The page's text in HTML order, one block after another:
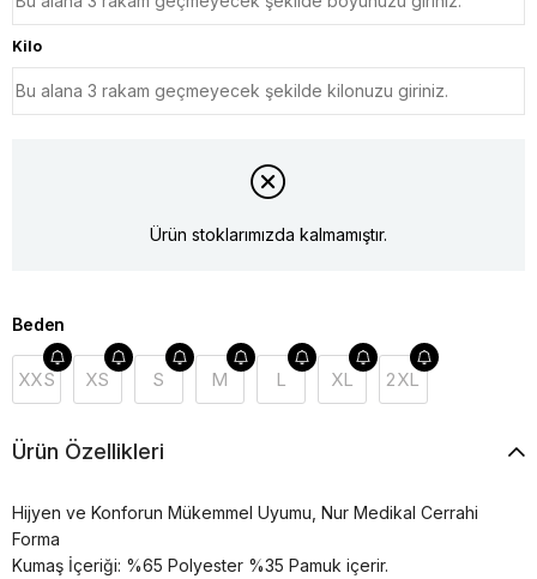
Kilo
Ürün stoklarımızda kalmamıştır.
Beden
XXS XS S M L XL 2XL
Ürün Özellikleri
Hijyen ve Konforun Mükemmel Uyumu, Nur Medikal Cerrahi
Forma
Kumaş İçeriği: %65 Polyester %35 Pamuk içerir.